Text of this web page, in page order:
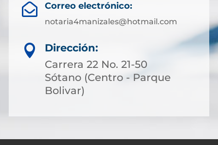
 Correo electrónico:
notaria4manizales@hotmail.com

Dirección:
Carrera 22 No. 21-50
Sótano (Centro - Parque
Bolivar)